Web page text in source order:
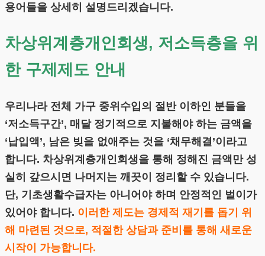
용어들을 상세히 설명드리겠습니다.
차상위계층개인회생, 저소득층을 위
한 구제제도 안내
우리나라 전체 가구 중위수입의 절반 이하인 분들을
‘저소득구간’, 매달 정기적으로 지불해야 하는 금액을
‘납입액’, 남은 빚을 없애주는 것을 ‘채무해결’이라고
합니다. 차상위계층개인회생을 통해 정해진 금액만 성
실히 갚으시면 나머지는 깨끗이 정리할 수 있습니다.
단, 기초생활수급자는 아니어야 하며 안정적인 벌이가
있어야 합니다. 이러한 제도는 경제적 재기를 돕기 위
해 마련된 것으로, 적절한 상담과 준비를 통해 새로운
시작이 가능합니다.